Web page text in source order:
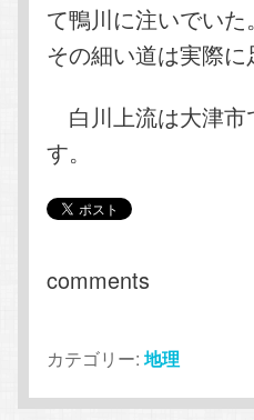
て鴨川に注いでい
その細い道は実際に
白川上流は大津市
す。
comments
カテゴリー: 地理